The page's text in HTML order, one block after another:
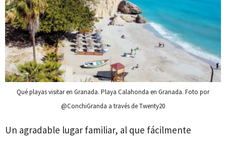
Qué playas visitar en Granada. Playa Calahonda en Granada. Foto por
@ConchiGranda a través de Twenty20
Un agradable lugar familiar, al que fácilmente